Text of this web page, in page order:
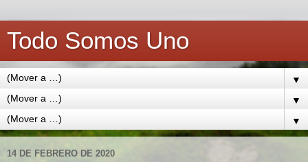
Todo Somos Uno
▼
▼
▼
14 DE FEBRERO DE 2020